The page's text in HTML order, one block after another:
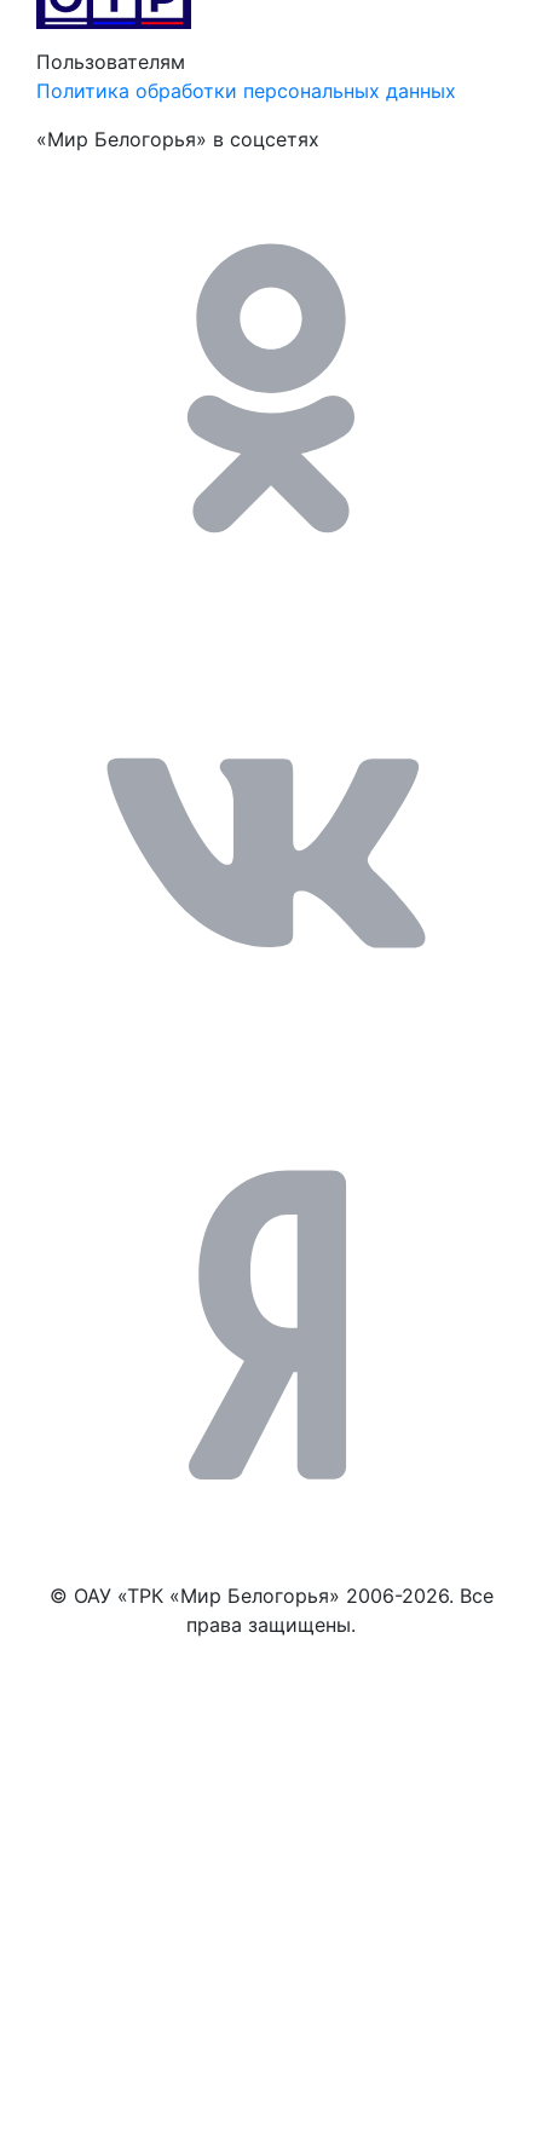
Пользователям
Политика обработки персональных данных
«Мир Белогорья» в соцсетях
© ОАУ «ТРК «Мир Белогорья» 2006-2026. Все
права защищены.